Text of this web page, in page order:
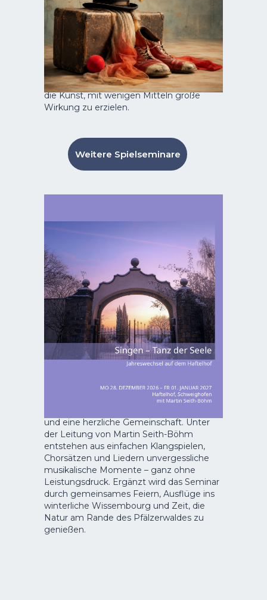
Clownseminare
Musik zwischen den Jahren
Für alle, die bereits Clownerie-Erfahrung
mitbringen, bietet dieser Workshop mit
Peter Shub die Möglichkeit, die eigene
komödiantische Handschrift gezielt
weiterzuentwickeln. Im Mittelpunkt
stehen Präsenz, Timing, Improvisation und
die Kunst, mit wenigen Mitteln große
Wirkung zu erzielen.
Den Jahreswechsel einmal ganz anders
erleben: Auf dem Haftelhof erwarten Dich
und eine herzliche Gemeinschaft. Unter
der Leitung von Martin Seith-Böhm
entstehen aus einfachen Klangspielen,
Chorsätzen und Liedern unvergessliche
musikalische Momente – ganz ohne
Leistungsdruck. Ergänzt wird das Seminar
durch gemeinsames Feiern, Ausflüge ins
winterliche Wissembourg und Zeit, die
Natur am Rande des Pfälzerwaldes zu
genießen.
Weitere Spielseminare